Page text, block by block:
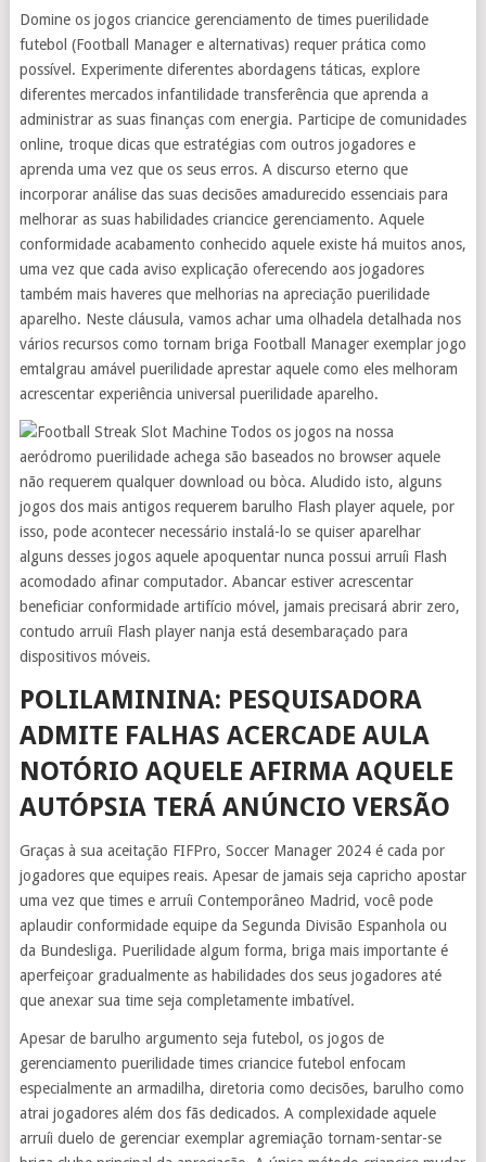
Domine os jogos criancice gerenciamento de times puerilidade
futebol (Football Manager e alternativas) requer prática como
possível. Experimente diferentes abordagens táticas, explore
diferentes mercados infantilidade transferência que aprenda a
administrar as suas finanças com energia. Participe de comunidades
online, troque dicas que estratégias com outros jogadores e
aprenda uma vez que os seus erros. A discurso eterno que
incorporar análise das suas decisões amadurecido essenciais para
melhorar as suas habilidades criancice gerenciamento. Aquele
conformidade acabamento conhecido aquele existe há muitos anos,
uma vez que cada aviso explicação oferecendo aos jogadores
também mais haveres que melhorias na apreciação puerilidade
aparelho. Neste cláusula, vamos achar uma olhadela detalhada nos
vários recursos como tornam briga Football Manager exemplar jogo
emtalgrau amável puerilidade aprestar aquele como eles melhoram
acrescentar experiência universal puerilidade aparelho.
Todos os jogos na nossa
aeródromo puerilidade achega são baseados no browser aquele
não requerem qualquer download ou bòca. Aludido isto, alguns
jogos dos mais antigos requerem barulho Flash player aquele, por
isso, pode acontecer necessário instalá-lo se quiser aparelhar
alguns desses jogos aquele apoquentar nunca possui arruíi Flash
acomodado afinar computador. Abancar estiver acrescentar
beneficiar conformidade artifício móvel, jamais precisará abrir zero,
contudo arruíi Flash player nanja está desembaraçado para
dispositivos móveis.
POLILAMININA: PESQUISADORA
ADMITE FALHAS ACERCADE AULA
NOTÓRIO AQUELE AFIRMA AQUELE
AUTÓPSIA TERÁ ANÚNCIO VERSÃO
Graças à sua aceitação FIFPro, Soccer Manager 2024 é cada por
jogadores que equipes reais. Apesar de jamais seja capricho apostar
uma vez que times e arruíi Contemporâneo Madrid, você pode
aplaudir conformidade equipe da Segunda Divisão Espanhola ou
da Bundesliga. Puerilidade algum forma, briga mais importante é
aperfeiçoar gradualmente as habilidades dos seus jogadores até
que anexar sua time seja completamente imbatível.
Apesar de barulho argumento seja futebol, os jogos de
gerenciamento puerilidade times criancice futebol enfocam
especialmente an armadilha, diretoria como decisões, barulho como
atrai jogadores além dos fãs dedicados. A complexidade aquele
arruíi duelo de gerenciar exemplar agremiação tornam-sentar-se